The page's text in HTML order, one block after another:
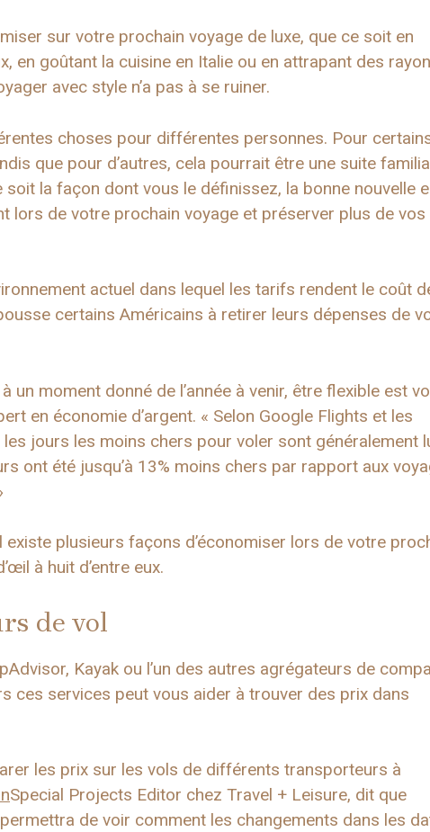
sur votre prochain voyage de luxe, que ce soit en
en goûtant la cuisine en Italie ou en attrapant des
avec style n’a pas à se ruiner.
choses pour différentes personnes. Pour
que pour d’autres, cela pourrait être une suite
soit la façon dont vous le définissez, la bonne nouvelle
lors de votre prochain voyage et préserver plus de vos
actuel dans lequel les tarifs rendent le coût
certains Américains à retirer leurs dépenses de
un moment donné de l’année à venir, être flexible est
en économie d’argent. « Selon Google Flights et les
jours les moins chers pour voler sont généralement
ont été jusqu’à 13% moins chers par rapport aux
plusieurs façons d’économiser lors de votre
à huit d’entre eux.
de vol
Kayak ou l’un des autres agrégateurs de
ces services peut vous aider à trouver des prix dans
les prix sur les vols de différents transporteurs à
Special Projects Editor chez Travel + Leisure, dit que
de voir comment les changements dans les